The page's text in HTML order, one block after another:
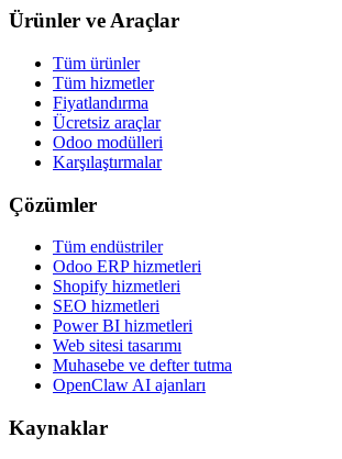
Ürünler ve Araçlar
Tüm ürünler
Tüm hizmetler
Fiyatlandırma
Ücretsiz araçlar
Odoo modülleri
Karşılaştırmalar
Çözümler
Tüm endüstriler
Odoo ERP hizmetleri
Shopify hizmetleri
SEO hizmetleri
Power BI hizmetleri
Web sitesi tasarımı
Muhasebe ve defter tutma
OpenClaw AI ajanları
Kaynaklar